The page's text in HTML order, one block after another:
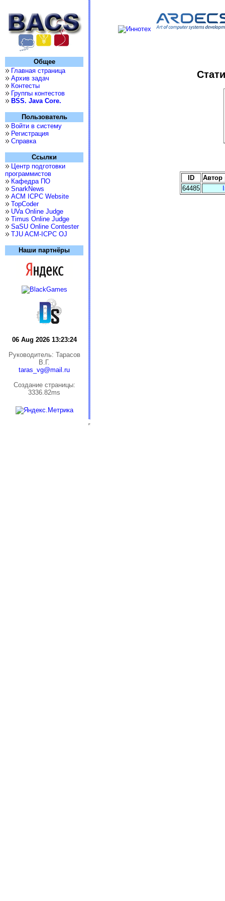
Общее
Главная страница
Архив задач
Контесты
Группы контестов
BSS. Java Core.
Пользователь
Войти в систему
Регистрация
Справка
Ссылки
Центр подготовки
программистов
Кафедра ПО
SnarkNews
ACM ICPC Website
TopCoder
UVa Online Judge
Timus Online Judge
SaSU Online Contester
TJU ACM-ICPC OJ
Наши партнёры
06 Aug 2026 13:23:24
Руководитель: Тарасов
В.Г.
taras_vg@mail.ru
Cоздание страницы:
3336.82ms
ID
Автор
64485